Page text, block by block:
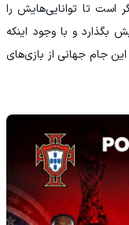
است تا توانایی‌هایش را
بگذارد و با وجود اینکه
جام جهانی از بازی‌های